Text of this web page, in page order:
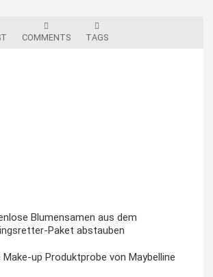
COMMENTS TAGS
Blumensamen aus dem
Paket abstauben
up Produktprobe von Maybelline